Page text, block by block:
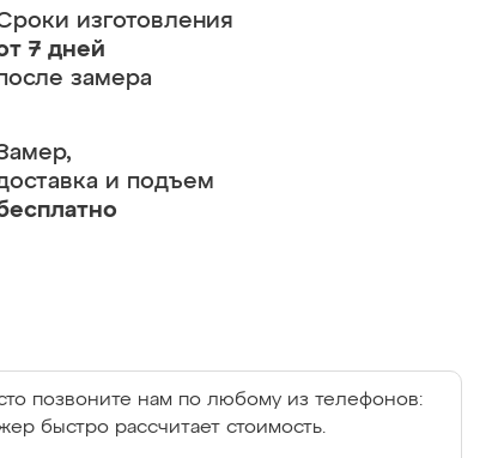
изготовления
7 дней
замера
и подъем
позвоните нам по любому из телефонов:
быстро рассчитает стоимость.